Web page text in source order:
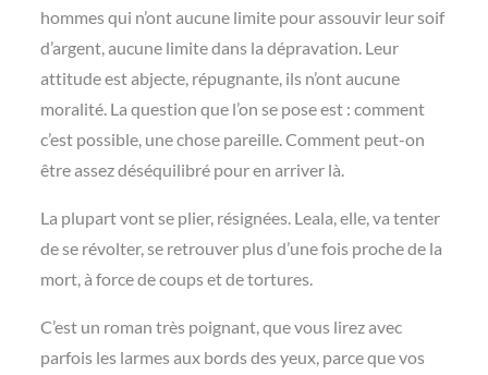
hommes qui n’ont aucune limite pour assouvir leur soif
d’argent, aucune limite dans la dépravation. Leur
attitude est abjecte, répugnante, ils n’ont aucune
moralité. La question que l’on se pose est : comment
c’est possible, une chose pareille. Comment peut-on
être assez déséquilibré pour en arriver là.
La plupart vont se plier, résignées. Leala, elle, va tenter
de se révolter, se retrouver plus d’une fois proche de la
mort, à force de coups et de tortures.
C’est un roman très poignant, que vous lirez avec
parfois les larmes aux bords des yeux, parce que vos